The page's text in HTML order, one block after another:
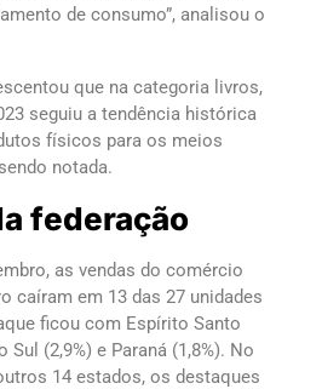
de consumo”, analisou o
que na categoria livros,
seguiu a tendência histórica
físicos para os meios
notada.
federação
as vendas do comércio
caíram em 13 das 27 unidades
ficou com Espírito Santo
Sul (2,9%) e Paraná (1,8%). No
14 estados, os destaques